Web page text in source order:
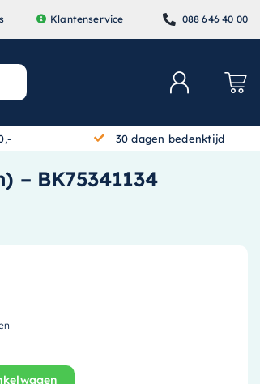
Klantenservice 088 646 40 00
30 dagen bedenktijd
– BK75341134